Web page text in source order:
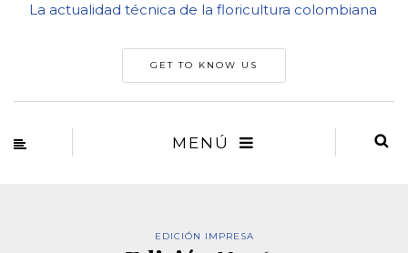
La actualidad técnica de la floricultura colombiana
GET TO KNOW US
MENÚ
EDICIÓN IMPRESA